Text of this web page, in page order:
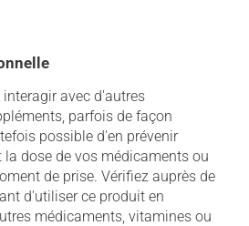
avec d'autres
parfois de façon
possible d'en prévenir
dose de vos médicaments ou
de prise. Vérifiez auprès de
d'utiliser ce produit en
médicaments, vitamines ou